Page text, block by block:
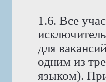
1.6. Все
для
одним из
языком).